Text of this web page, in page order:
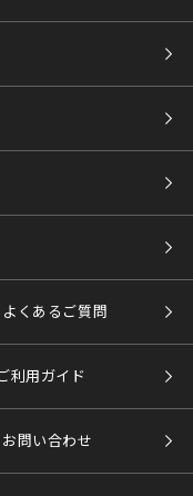
よくあるご質問
利用ガイド
お問い合わせ